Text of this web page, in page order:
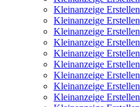
Kleinanzeige Erstellen
Kleinanzeige Erstellen
Kleinanzeige Erstellen
Kleinanzeige Erstellen
Kleinanzeige Erstellen
Kleinanzeige Erstellen
Kleinanzeige Erstellen
Kleinanzeige Erstellen
Kleinanzeige Erstellen